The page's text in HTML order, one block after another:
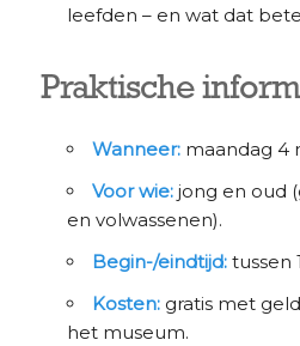
leefden – en wat dat
Praktische
Wanneer:maandag 4
Voor wie:jong en oud
en volwassenen).
Begin-/eindtijd:tussen
Kosten:gratis met
het museum.